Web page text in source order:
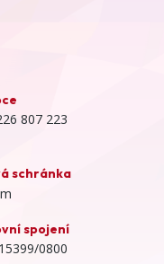
807 223
schránka
spojení
0800